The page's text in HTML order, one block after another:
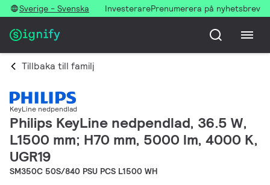
Sverige - Svenska InvesterarePrenumerera på nyhetsbrev
Tillbaka till familj
KeyLine nedpendlad
Philips KeyLine nedpendlad, 36.5 W,
L1500 mm; H70 mm, 5000 lm, 4000 K,
UGR19
SM350C 50S/840 PSU PCS L1500 WH